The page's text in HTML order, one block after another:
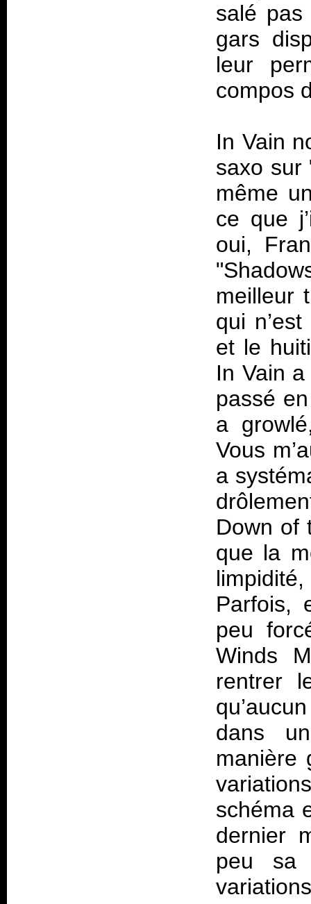
salé
gars
leur
compos
In Vain
saxo sur
même
ce que
oui,
meilleur
qui
et le
In Vain
passé
a
Vous
a
Down of
que la
Parfois,
peu
Winds
rentrer
dans
manière
schéma
dernier
peu sa